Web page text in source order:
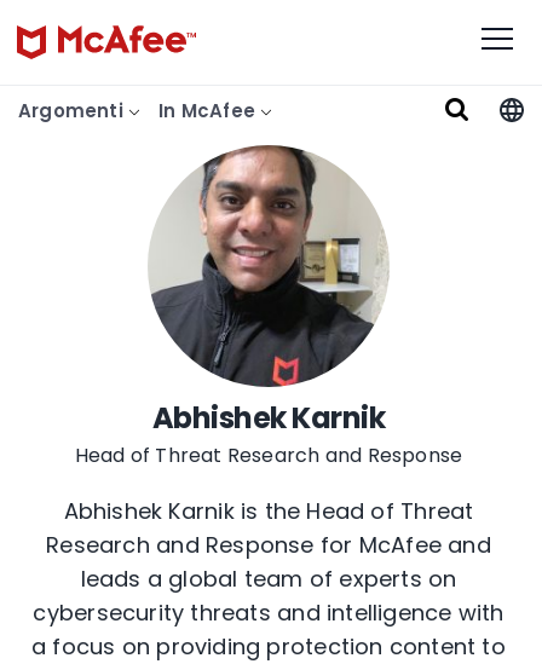
Argomenti In McAfee
Abhishek Karnik
Head of Threat Research and Response
Abhishek Karnik is the Head of Threat
Research and Response for McAfee and
leads a global team of experts on
cybersecurity threats and intelligence with
a focus on providing protection content to